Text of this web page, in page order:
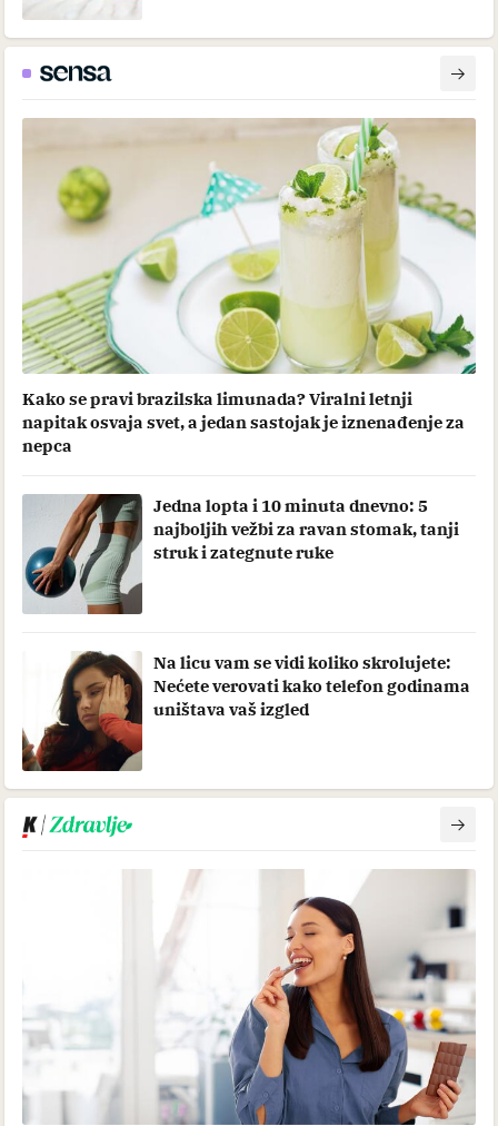
Kako se pravi brazilska limunada? Viralni letnji
napitak osvaja svet, a jedan sastojak je iznenađenje za
nepca
Jedna lopta i 10 minuta dnevno: 5
najboljih vežbi za ravan stomak, tanji
struk i zategnute ruke
Na licu vam se vidi koliko skrolujete:
Nećete verovati kako telefon godinama
uništava vaš izgled